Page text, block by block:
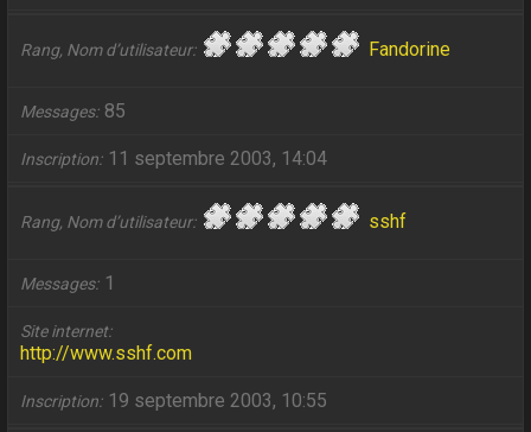
Rang, Nom d’utilisateur Fandorine
Messages 85
Inscription 11 septembre 2003, 14:04
Rang, Nom d’utilisateur sshf
Messages 1
Site internet
http://www.sshf.com
Inscription 19 septembre 2003, 10:55